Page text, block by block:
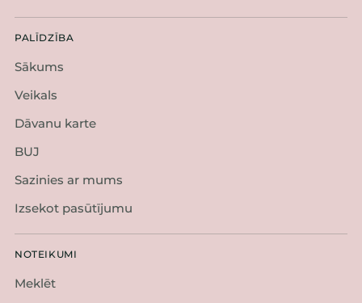
PALĪDZĪBA
Sākums
Veikals
Dāvanu karte
BUJ
Sazinies ar mums
Izsekot pasūtījumu
NOTEIKUMI
Meklēt